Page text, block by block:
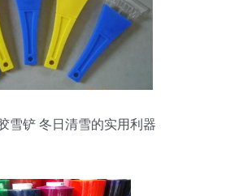
雪铲 冬日清雪的实用利器